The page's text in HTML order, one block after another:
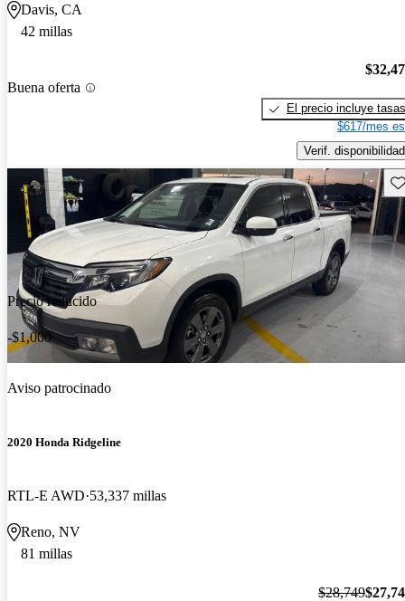
Davis, CA
42 millas
Buena oferta
El precio incluye tasas
$617/mes
Verif. disponibilidad
Precio reducido
-$1,000
Aviso patrocinado
2020 Honda Ridgeline
RTL-E AWD 53,337 millas
Reno, NV
81 millas
$28,749